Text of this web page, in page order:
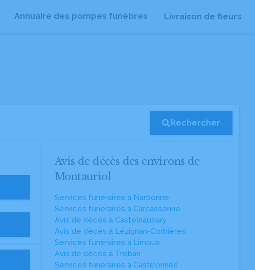
Annuaire des pompes funèbres Livraison de fleurs
Rechercher
Avis de décès des environs de
Montauriol
Services funéraires à Narbonne
Services funéraires à Carcassonne
Avis de décès à Castelnaudary
Avis de décès à Lézignan-Corbières
Services funéraires à Limoux
Avis de décès à Treban
Services funéraires à Castillonnès